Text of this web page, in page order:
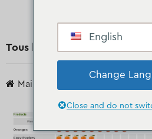
Tous les départements
Maison
English
Change
Close and do not